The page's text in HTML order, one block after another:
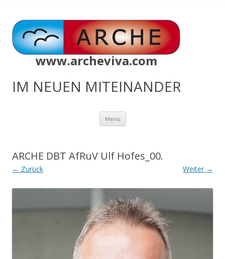
www.archeviva.com
IM NEUEN MITEINANDER
Menü Zum
springen
ARCHE DBT AfRuV Ulf Hofes_00.
← Zurück Weiter →